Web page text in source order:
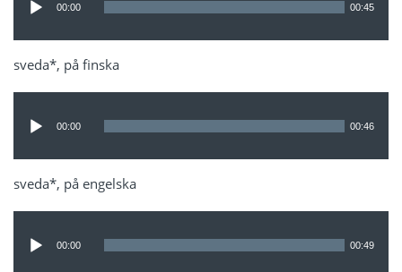
00:00 00:45
sveda*, på finska
00:00 00:46
sveda*, på engelska
00:00 00:49